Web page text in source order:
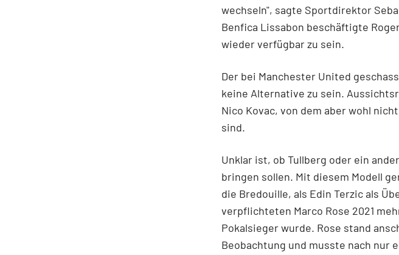
wechseln", sagte Sportdirektor
Benfica Lissabon beschäftigte
wieder verfügbar zu sein.
Der bei Manchester United
keine Alternative zu sein.
Nico Kovac, von dem aber wohl
sind.
Unklar ist, ob Tullberg oder ein
bringen sollen. Mit diesem Modell
die Bredouille, als Edin Terzic als
verpflichteten Marco Rose 2021
Pokalsieger wurde. Rose stand
Beobachtung und musste nach nur